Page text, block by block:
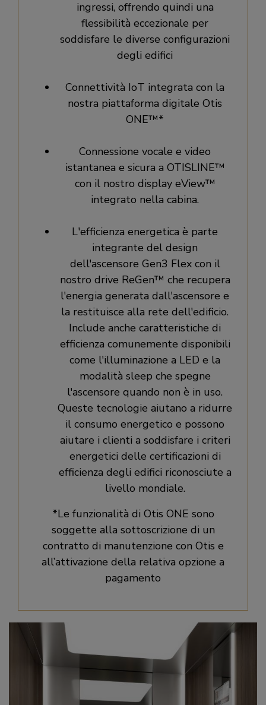
ingressi, offrendo quindi una
flessibilità eccezionale per
soddisfare le diverse configurazioni
degli edifici
Connettività IoT integrata con la
nostra piattaforma digitale Otis
ONE™*
Connessione vocale e video
istantanea e sicura a OTISLINE™
con il nostro display eView™
integrato nella cabina.
L'efficienza energetica è parte
integrante del design
dell'ascensore Gen3 Flex con il
nostro drive ReGen™ che recupera
l'energia generata dall'ascensore e
la restituisce alla rete dell'edificio.
Include anche caratteristiche di
efficienza comunemente disponibili
come l'illuminazione a LED e la
modalità sleep che spegne
l'ascensore quando non è in uso.
Queste tecnologie aiutano a ridurre
il consumo energetico e possono
aiutare i clienti a soddisfare i criteri
energetici delle certificazioni di
efficienza degli edifici riconosciute a
livello mondiale.
*Le funzionalità di Otis ONE sono
soggette alla sottoscrizione di un
contratto di manutenzione con Otis e
all’attivazione della relativa opzione a
pagamento